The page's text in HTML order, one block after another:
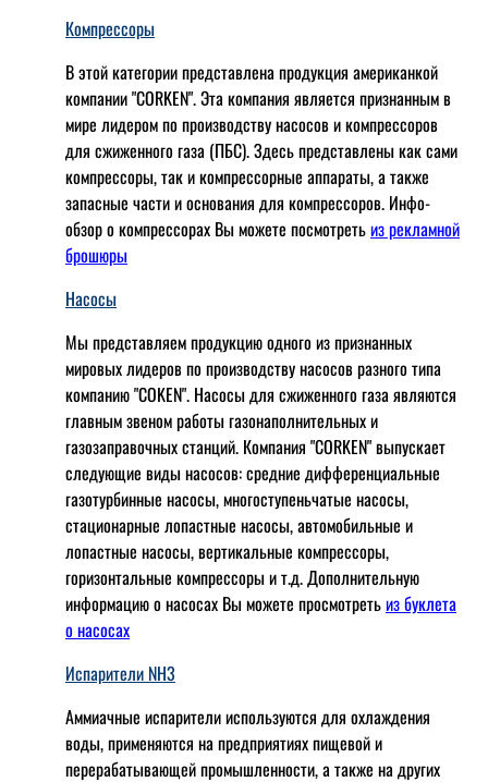
Компрессоры
В этой категории представлена продукция американкой
компании "CORKEN". Эта компания является признанным в
мире лидером по производству насосов и компрессоров
для сжиженного газа (ПБС). Здесь представлены как сами
компрессоры, так и компрессорные аппараты, а также
запасные части и основания для компрессоров. Инфо-
обзор о компрессорах Вы можете посмотретьиз рекламной
брошюры
Насосы
Мы представляем продукцию одного из признанных
мировых лидеров по производству насосов разного типа
компанию "COKEN". Насосы для сжиженного газа являются
главным звеном работы газонаполнительных и
газозаправочных станций. Компания "CORKEN" выпускает
следующие виды насосов: cредние дифференциальные
газотурбинные насосы, многоступеньчатые насосы,
стационарные лопастные насосы, автомобильные и
лопaстные насосы, вертикальные компрессоры,
горизонтальные компрессоры и т.д. Дополнительную
информацию о насосах Вы можете просмотретьиз буклета
о насосах
Испарители NH3
Аммиачные испарители используются для охлаждения
воды, применяются на предприятиях пищевой и
перерабатывающей промышленности, а также на других